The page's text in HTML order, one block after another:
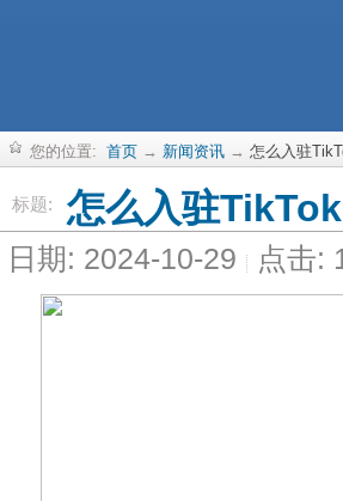
您的位置: 首页 → 新闻资讯 → 怎么入驻
标题: 怎么入驻
日期: 2024-10-29 点击: